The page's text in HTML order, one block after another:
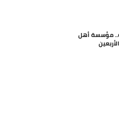
مؤسسة أهل